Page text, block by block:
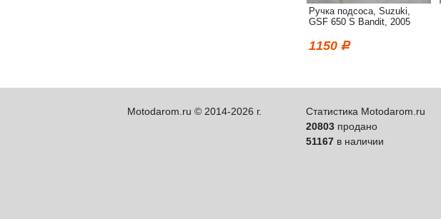
Ручка подсоса, Suzuki,
GSF 650 S Bandit, 2005
1150
Motodarom.ru © 2014-2026 г.
Статистика Motodarom.ru
20803 продано
51167 в наличии